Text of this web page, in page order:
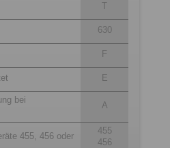
T
630
F
E
bei
A
455, 456 oder
455
456